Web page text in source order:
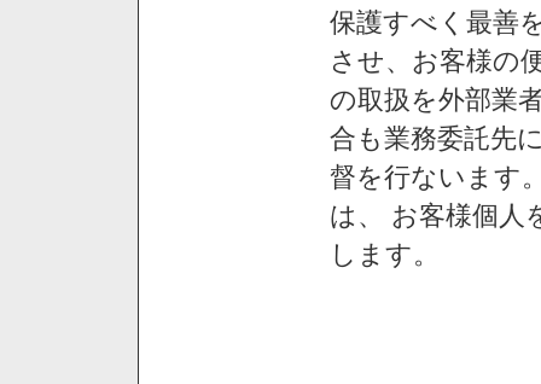
保護すべく最善
させ、お客様の
の取扱を外部業
合も業務委託先
督を行ないます
は、 お客様個人
します。